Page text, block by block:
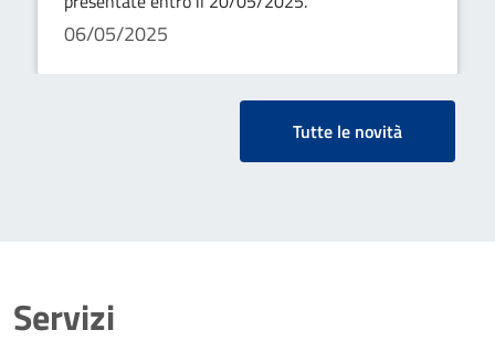
manifestazioni programmate
06/05/2025
Tutte le novità
Servizi